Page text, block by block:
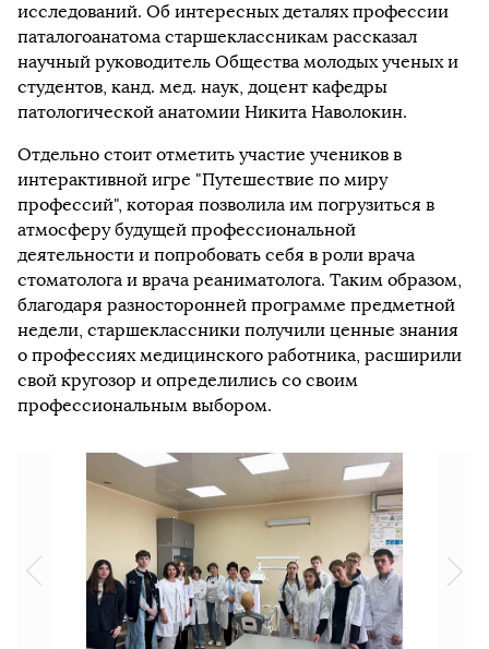
исследований. Об интересных деталях профессии
паталогоанатома старшеклассникам рассказал
научный руководитель Общества молодых ученых и
студентов, канд. мед. наук, доцент кафедры
патологической анатомии Никита Наволокин.
Отдельно стоит отметить участие учеников в
интерактивной игре "Путешествие по миру
профессий", которая позволила им погрузиться в
атмосферу будущей профессиональной
деятельности и попробовать себя в роли врача
стоматолога и врача реаниматолога. Таким образом,
благодаря разносторонней программе предметной
недели, старшеклассники получили ценные знания
о профессиях медицинского работника, расширили
свой кругозор и определились со своим
профессиональным выбором.